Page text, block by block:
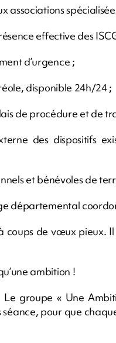
associations
effective des
d’urgence ;
disponible 24h/24 ;
de procédure et de
des dispositifs
et bénévoles de
départemental
coups de vœux pieux.
ambition !
groupe « Une
pour que